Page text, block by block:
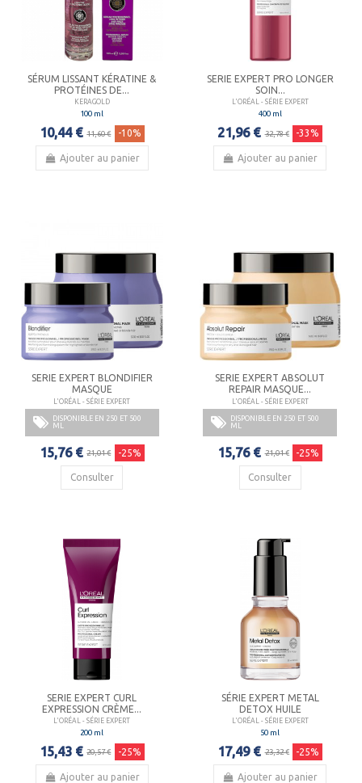
SÉRUM LISSANT KÉRATINE &
PROTÉINES DE...
KERAGOLD
100 ml
10,44 € 11,60 € -10%
Ajouter au panier
SERIE EXPERT PRO LONGER
SOIN...
L'ORÉAL - SÉRIE EXPERT
400 ml
21,96 € 32,78 € -33%
Ajouter au panier
SERIE EXPERT BLONDIFIER
MASQUE
L'ORÉAL - SÉRIE EXPERT
DISPONIBLE EN 250 ET 500
ML
15,76 € 21,01 € -25%
Consulter
SERIE EXPERT ABSOLUT
REPAIR MASQUE...
L'ORÉAL - SÉRIE EXPERT
DISPONIBLE EN 250 ET 500
ML
15,76 € 21,01 € -25%
Consulter
SERIE EXPERT CURL
EXPRESSION CRÈME...
L'ORÉAL - SÉRIE EXPERT
200 ml
15,43 € 20,57 € -25%
Ajouter au panier
SÉRIE EXPERT METAL
DETOX HUILE
L'ORÉAL - SÉRIE EXPERT
50 ml
17,49 € 23,32 € -25%
Ajouter au panier